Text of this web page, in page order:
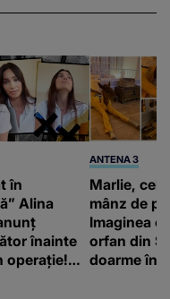
în
Alina
înainte
operație!
ANTENA 3
Marlie, cel
mânz de
Imaginea
orfan din
doarme în